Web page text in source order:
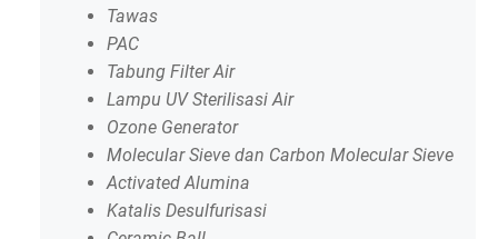
Tawas
PAC
Tabung Filter Air
Lampu UV Sterilisasi Air
Ozone Generator
Molecular Sieve dan Carbon Molecular Sieve
Activated Alumina
Katalis Desulfurisasi